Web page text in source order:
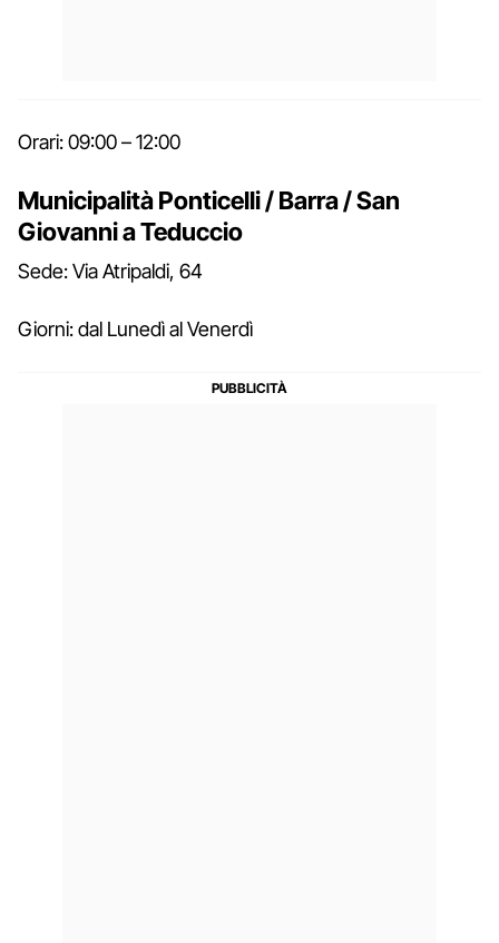
Orari: 09:00 – 12:00
Municipalità Ponticelli / Barra / San
Giovanni a Teduccio
Sede: Via Atripaldi, 64
Giorni: dal Lunedì al Venerdì